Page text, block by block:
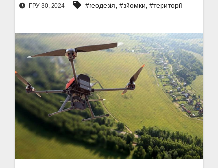
ГРУ 30, 2024 #геодезія, #зйомки, #території